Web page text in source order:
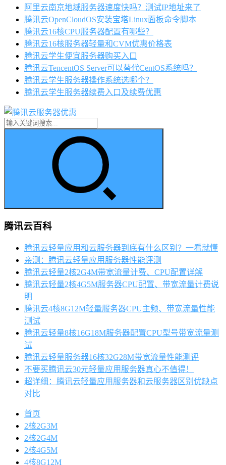
阿里云南京地域服务器速度快吗？测试IP地址来了
腾讯云OpenCloudOS安装宝塔Linux面板命令脚本
腾讯云16核CPU服务器配置有哪些？
腾讯云16核服务器轻量和CVM优惠价格表
腾讯云学生便宜服务器购买入口
腾讯云TencentOS Server可以替代CentOS系统吗？
腾讯云学生服务器操作系统选哪个？
腾讯云学生服务器续费入口及续费优惠
腾讯云百科
腾讯云轻量应用和云服务器到底有什么区别？一看就懂
亲测：腾讯云轻量应用服务器性能评测
腾讯云轻量2核2G4M带宽流量计费、CPU配置详解
腾讯云轻量2核4G5M服务器CPU配置、带宽流量计费说
明
腾讯云4核8G12M轻量服务器CPU主频、带宽流量性能
测试
腾讯云轻量8核16G18M服务器配置CPU型号带宽流量测
试
腾讯云轻量服务器16核32G28M带宽流量性能测评
不要买腾讯云30元轻量应用服务器真心不值得！
超详细：腾讯云轻量应用服务器和云服务器区别优缺点
对比
首页
2核2G3M
2核2G4M
2核4G5M
4核8G12M